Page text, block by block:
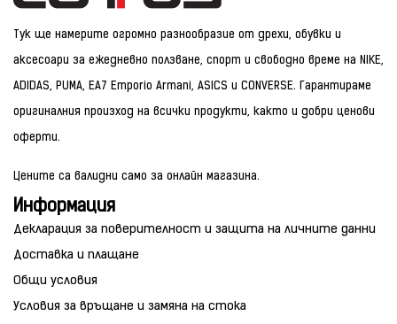
Тук ще намерите огромно разнообразие от дрехи, обувки и
аксесоари за ежедневно ползване, спорт и свободно време на NIKE,
ADIDAS, PUMA, EA7 Emporio Armani, ASICS и CONVERSE. Гарантираме
оригиналния произход на всички продукти, както и добри ценови
оферти.
Цените са валидни само за онлайн магазина.
Информация
Декларация за поверителност и защита на личните данни
Доставка и плащане
Общи условия
Условия за връщане и замяна на стока